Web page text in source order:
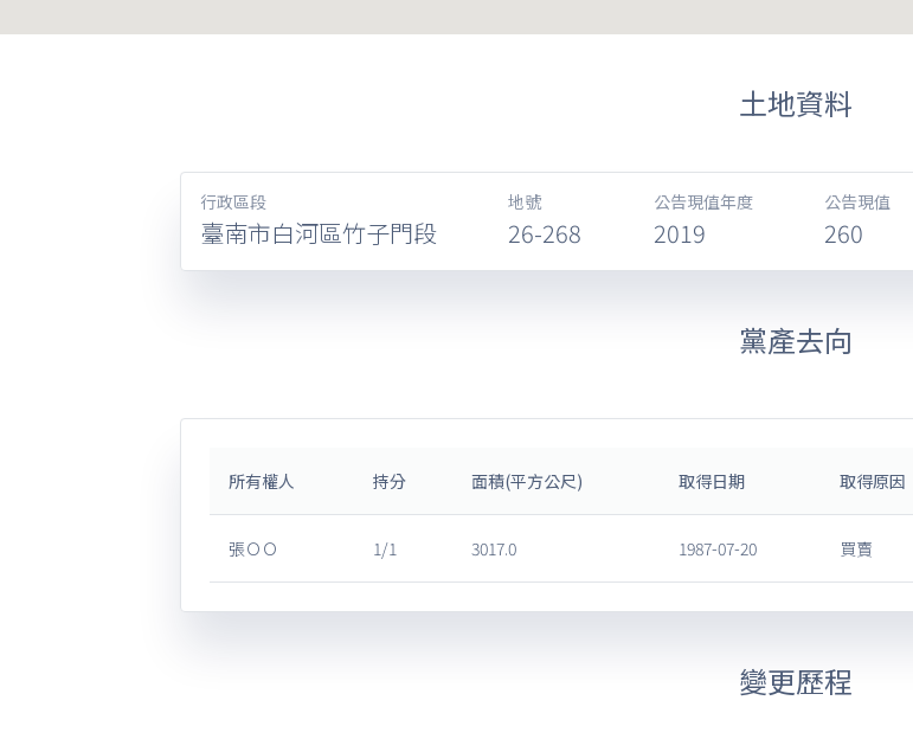
土地資料
行政區段
臺南市白河區竹子門段
地號
26-268
公告現值年度
2019
公告現值
260
黨產去向
所有權人 持分 面積(平方公尺) 取得日期 取得原因
張ＯＯ 1/1 3017.0 1987-07-20 買賣
變更歷程